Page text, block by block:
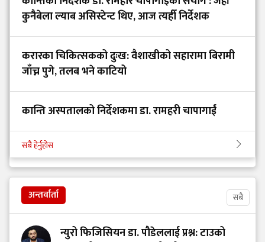
कुनैबेला ल्याब असिस्टेन्ट थिए, आज त्यहीँ निर्देशक
करारका चिकित्सकको दुःख: वैशाखीको सहारामा बिरामी
जाँच्न पुगे, तलब भने काटियो
कान्ति अस्पतालको निर्देशकमा डा. रामहरी चापागाईं
सबै हेर्नुहोस
अन्तर्वार्ता सबै
न्युरो फिजिसियन डा. पौडेललाई प्रश्न: टाउको